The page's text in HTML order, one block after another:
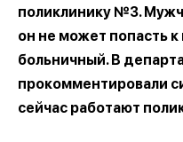
поликлинику №3.
он не может попасть к
больничный. В
прокомментировали
сейчас работают